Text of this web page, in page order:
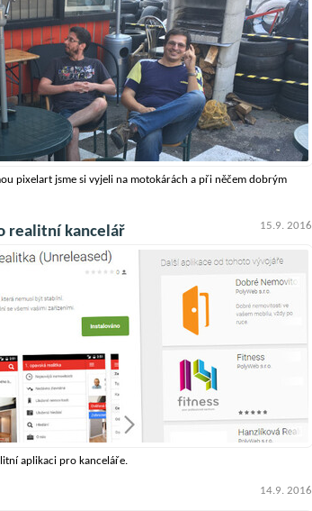
pixelart jsme si vyjeli na motokárách a při něčem dobrým
15.9. 2016
realitní kancelář
aplikaci pro kanceláře.
14.9. 2016